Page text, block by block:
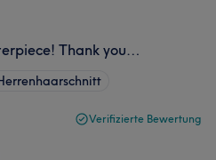
Thank you…
Verifizierte Bewertung